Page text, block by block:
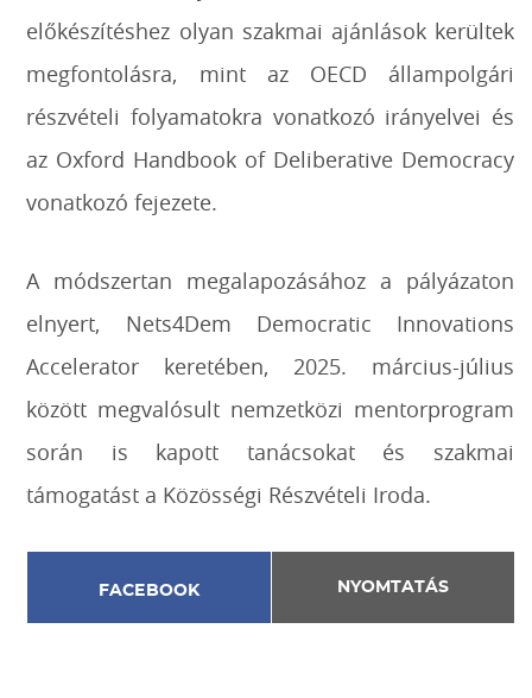
előkészítéshez olyan szakmai ajánlások kerültek
megfontolásra, mint az OECD állampolgári
részvételi folyamatokra vonatkozó irányelvei és
az Oxford Handbook of Deliberative Democracy
vonatkozó fejezete.
A módszertan megalapozásához a pályázaton
elnyert, Nets4Dem Democratic Innovations
Accelerator keretében, 2025. március-július
között megvalósult nemzetközi mentorprogram
során is kapott tanácsokat és szakmai
támogatást a Közösségi Részvételi Iroda.
FACEBOOK NYOMTATÁS